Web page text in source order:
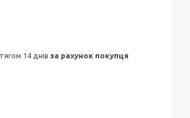
14 днів за рахунок покупця